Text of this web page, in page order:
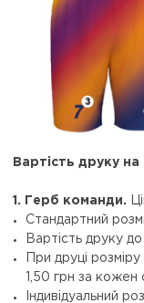
Вартість друку на
1. Герб команди.
Стандартний
Вартість друку
При друці
1,50 грн за кожен
Індивідуальний